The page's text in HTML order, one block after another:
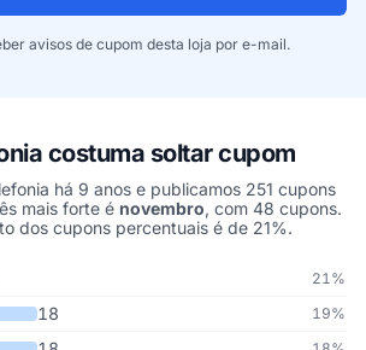
avisos de cupom desta loja por e-mail.
costuma soltar cupom
há 9 anos e publicamos 251 cupons
mais forte é novembro, com 48 cupons.
dos cupons percentuais é de 21%.
publicados por mês, somando os últimos 9
21%
18 19%